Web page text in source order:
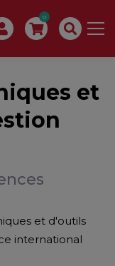
0
et
et d'outils
international